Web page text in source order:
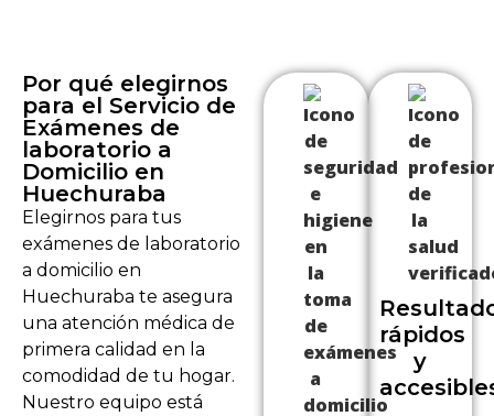
Por qué elegirnos
para el Servicio de
Exámenes de
laboratorio a
Domicilio en
Huechuraba
Elegirnos para tus
exámenes de laboratorio
a domicilio en
Huechuraba te asegura
una atención médica de
primera calidad en la
comodidad de tu hogar.
Nuestro equipo está
rápidos
y